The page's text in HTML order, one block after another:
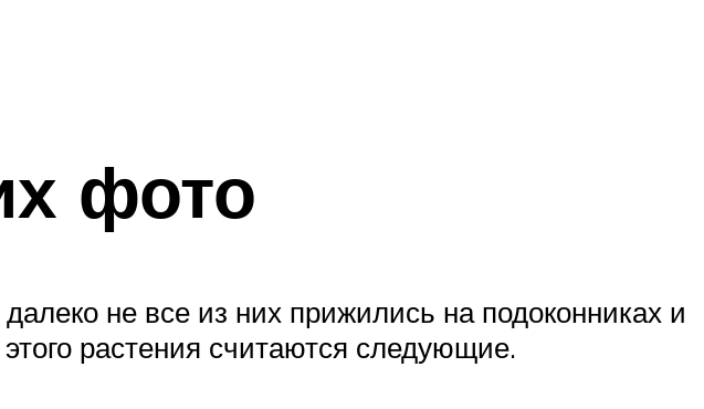
фото
не все из них прижились на подоконниках и
растения считаются следующие.